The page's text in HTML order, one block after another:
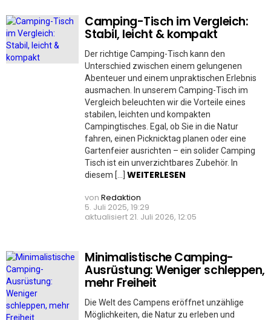
MORE
STORIES
Camping-Tisch im Vergleich:
Stabil, leicht & kompakt
Der richtige Camping-Tisch kann den
Unterschied zwischen einem gelungenen
Abenteuer und einem unpraktischen Erlebnis
ausmachen. In unserem Camping-Tisch im
Vergleich beleuchten wir die Vorteile eines
stabilen, leichten und kompakten
Campingtisches. Egal, ob Sie in die Natur
fahren, einen Picknicktag planen oder eine
Gartenfeier ausrichten – ein solider Camping
Tisch ist ein unverzichtbares Zubehör. In
diesem […] WEITERLESEN
von Redaktion
5. Juli 2025, 19:29
aktualisiert 21. Juli 2026, 12:05
Minimalistische Camping-
Ausrüstung: Weniger schleppen,
mehr Freiheit
Die Welt des Campens eröffnet unzählige
Möglichkeiten, die Natur zu erleben und